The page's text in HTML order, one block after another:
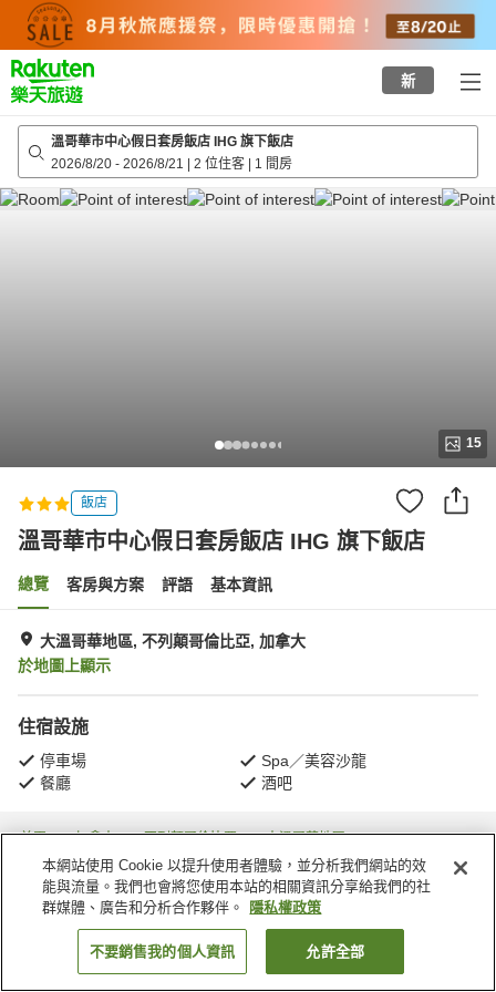
top
page
新
溫哥華市中心假日套房飯店 IHG 旗下飯店
2026/8/20 - 2026/8/21 | 2 位住客 | 1 間房
15
飯店
溫哥華市中心假日套房飯店 IHG 旗下飯店
總覽 客房與方案 評語 基本資訊
大溫哥華地區, 不列顛哥倫比亞, 加拿大
於地圖上顯示
住宿設施
停車場
Spa／美容沙龍
餐廳
酒吧
首頁 加拿大 不列顛哥倫比亞
大溫哥華地區
溫哥華市中心假日套房飯店 IHG 旗下飯店
找客房
本網站使用 Cookie 以提升使用者體驗，並分析我們網站的效
能與流量。我們也會將您使用本站的相關資訊分享給我們的社
群媒體、廣告和分析合作夥伴。
隱私權政策
不要銷售我的個人資訊 允許全部